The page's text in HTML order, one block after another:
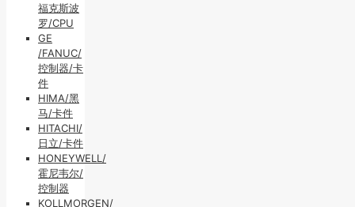
福克斯波
罗/CPU
GE
/FANUC/
控制器/卡
件
HIMA/黑
马/卡件
HITACHI/
日立/卡件
HONEYWELL/
霍尼韦尔/
控制器
KOLLMORGEN/